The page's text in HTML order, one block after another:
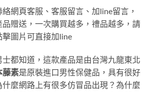
網頁客服、客服留言、加line留言，
贈送，一次購買越多，禮品越多，請
圖片可直接加line
士都知道，這款產品是由台灣九龍東北
藤素是原裝進口男性保健品，具有很好
麼網路上有很多仿冒品出現？為什麼